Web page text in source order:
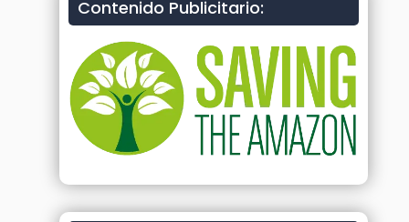
Contenido Publicitario: